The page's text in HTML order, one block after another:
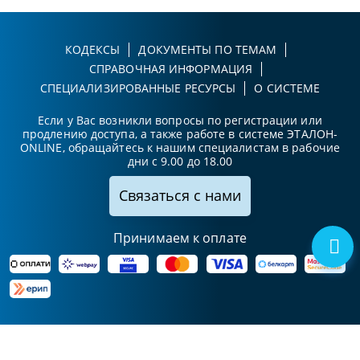
КОДЕКСЫ
ДОКУМЕНТЫ ПО ТЕМАМ
СПРАВОЧНАЯ ИНФОРМАЦИЯ
СПЕЦИАЛИЗИРОВАННЫЕ РЕСУРСЫ
О СИСТЕМЕ
Если у Вас возникли вопросы по регистрации или
продлению доступа, а также работе в системе ЭТАЛОН-
ONLINE, обращайтесь к нашим специалистам в рабочие
дни с 9.00 до 18.00
Связаться с нами
Принимаем к оплате